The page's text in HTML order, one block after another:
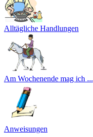
Alltägliche Handlungen
Am Wochenende mag ich ...
Anweisungen